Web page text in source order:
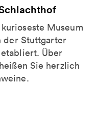
Museum
der Stuttgarter
Über
Sie herzlich